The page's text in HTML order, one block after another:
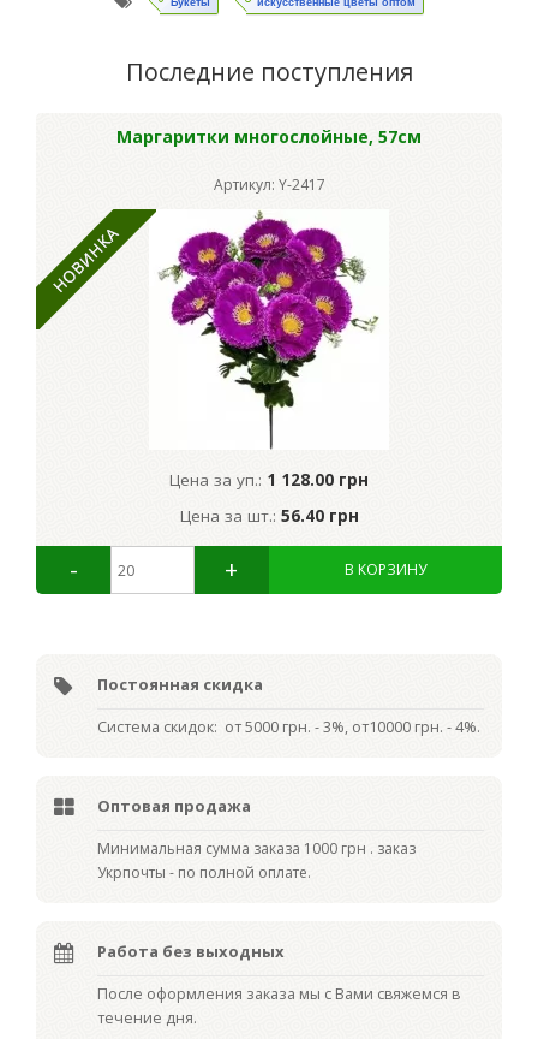
Последние поступления
Маргаритки многослойные, 57см
Артикул: Y-2417
Цена за уп.: 1 128.00 грн
Цена за шт.: 56.40 грн
Постоянная скидка
Система скидок: от 5000 грн. - 3%, от10000 грн. - 4%.
Оптовая продажа
Минимальная сумма заказа 1000 грн . заказ
Укрпочты - по полной оплате.
Работа без выходных
После оформления заказа мы с Вами свяжемся в
течение дня.